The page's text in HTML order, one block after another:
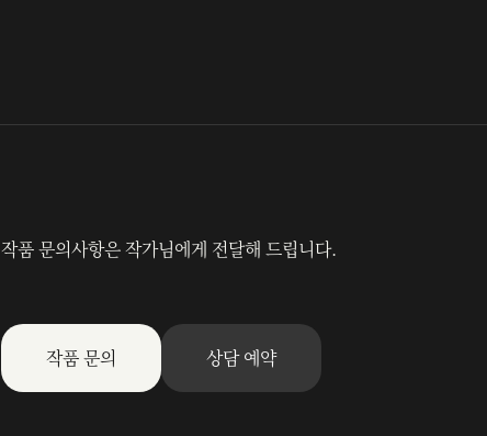
작품 문의사항은 작가님에게 전달해 드립니다.
작품 문의 상담 예약